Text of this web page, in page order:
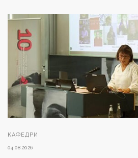
КАФЕДРИ
04.08.2026